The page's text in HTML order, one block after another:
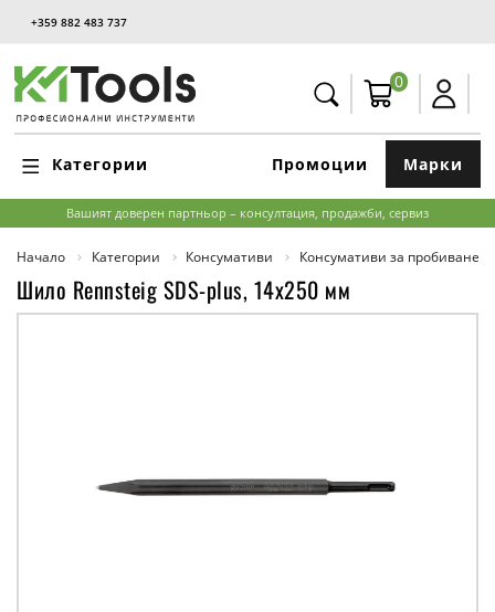
+359 882 483 737
0
Категории Марки
Промоции
Вашият доверен партньор – консултация, продажби, сервиз
Начало Категории Консумативи Консумативи за пробиване
Шило Rennsteig SDS-plus, 14x250 мм